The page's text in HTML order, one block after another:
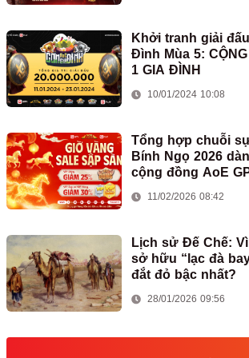
Khởi tranh giải
Đình Mùa 5:
1 GIA ĐÌNH
10/01/2024 10:08
Tổng hợp chuỗi
Bính Ngọ 2026
cộng đồng AoE
11/02/2026 08:42
Lịch sử Đế Chế:
sở hữu “lạc đà
đắt đỏ bậc nhất?
28/01/2026 09:56